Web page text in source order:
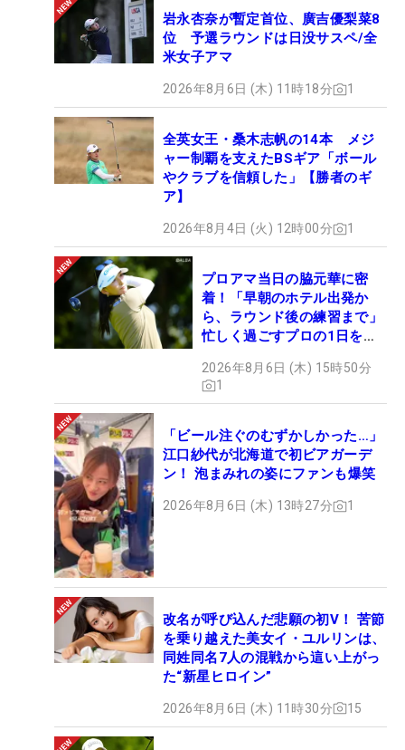
岩永杏奈が暫定首位、廣吉優梨菜8
位 予選ラウンドは日没サスペ/全
米女子アマ
2026年8月6日 (木) 11時18分 1
全英女王・桑木志帆の14本 メジ
ャー制覇を支えたBSギア「ボール
やクラブを信頼した」【勝者のギ
ア】
2026年8月4日 (火) 12時00分 1
プロアマ当日の脇元華に密
着！「早朝のホテル出発か
ら、ラウンド後の練習まで」
忙しく過ごすプロの1日を公
2026年8月6日 (木) 15時50分
1
「ビール注ぐのむずかしかった…」
江口紗代が北海道で初ビアガーデ
ン！ 泡まみれの姿にファンも爆笑
2026年8月6日 (木) 13時27分 1
改名が呼び込んだ悲願の初V！ 苦節
を乗り越えた美女イ・ユルリンは、
同姓同名7人の混戦から這い上がっ
た“新星ヒロイン”
2026年8月6日 (木) 11時30分 15